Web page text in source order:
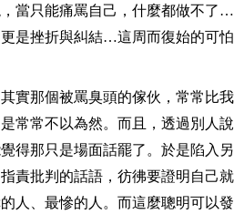
當只能痛罵自己，什麼都做不了…
是挫折與糾結…這周而復始的可怕
實那個被罵臭頭的傢伙，常常比我
常常不以為然。而且，透過別人說
得那只是場面話罷了。於是陷入另
責批判的話語，彷彿要證明自己就
人、最慘的人。而這麼聰明可以發